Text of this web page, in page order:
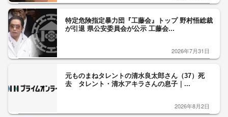
特定危険指定暴力団『工藤会』トップ 野村悟総裁
が引退 県公安委員会が公示 工藤会...
2026年7月31日
元ものまねタレントの清水良太郎さん（37）死
去 タレント・清水アキラさんの息子｜...
2026年8月2日